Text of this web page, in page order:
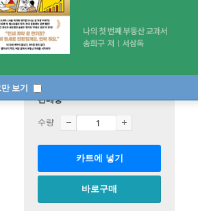
보기
판매중
수량
카트에 넣기
바로구매